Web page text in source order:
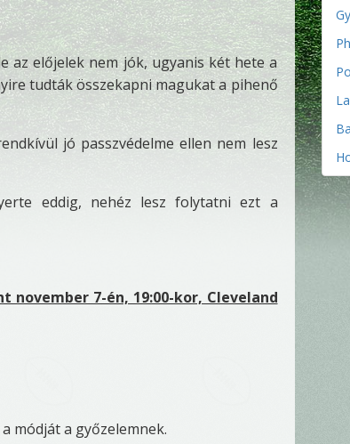
az előjelek nem jók, ugyanis két hete a
tudták összekapni magukat a pihenő
jó passzvédelme ellen nem lesz
eddig, nehéz lesz folytatni ezt a
november 7-én, 19:00-kor, Cleveland
módját a győzelemnek.